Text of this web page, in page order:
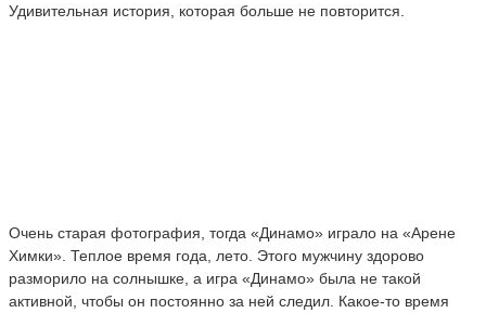
Удивительная история, которая больше не повторится.
Очень старая фотография, тогда «Динамо» играло на «Арене
Химки». Теплое время года, лето. Этого мужчину здорово
разморило на солнышке, а игра «Динамо» была не такой
активной, чтобы он постоянно за ней следил. Какое-то время